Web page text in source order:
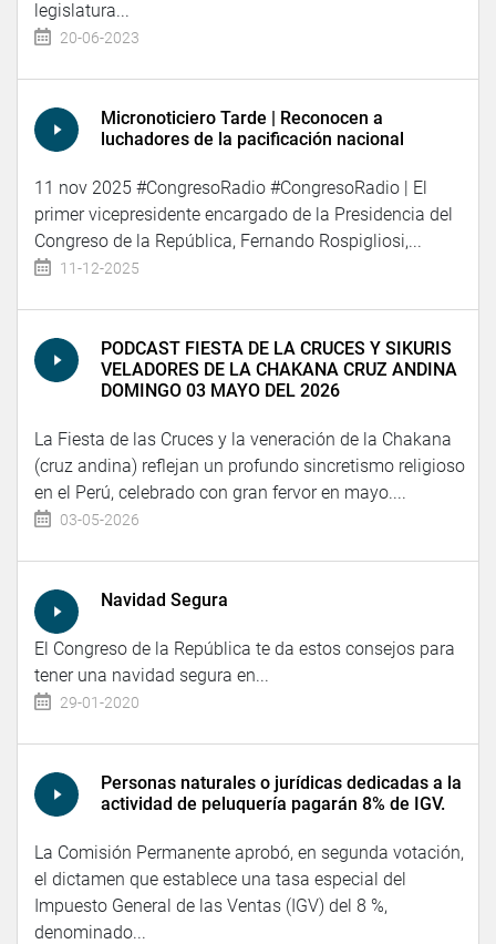
legislatura...
20-06-2023
Micronoticiero Tarde | Reconocen a
luchadores de la pacificación nacional
11 nov 2025 #CongresoRadio #CongresoRadio | El
primer vicepresidente encargado de la Presidencia del
Congreso de la República, Fernando Rospigliosi,...
11-12-2025
PODCAST FIESTA DE LA CRUCES Y SIKURIS
VELADORES DE LA CHAKANA CRUZ ANDINA
DOMINGO 03 MAYO DEL 2026
La Fiesta de las Cruces y la veneración de la Chakana
(cruz andina) reflejan un profundo sincretismo religioso
en el Perú, celebrado con gran fervor en mayo....
03-05-2026
Navidad Segura
El Congreso de la República te da estos consejos para
tener una navidad segura en...
29-01-2020
Personas naturales o jurídicas dedicadas a la
actividad de peluquería pagarán 8% de IGV.
La Comisión Permanente aprobó, en segunda votación,
el dictamen que establece una tasa especial del
Impuesto General de las Ventas (IGV) del 8 %,
denominado...